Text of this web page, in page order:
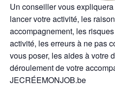
Un conseiller vous
lancer votre activité, les
accompagnement, les
activité, les erreurs à ne pas
vous poser, les aides à votre
déroulement de votre
JECRÉEMONJOB.be